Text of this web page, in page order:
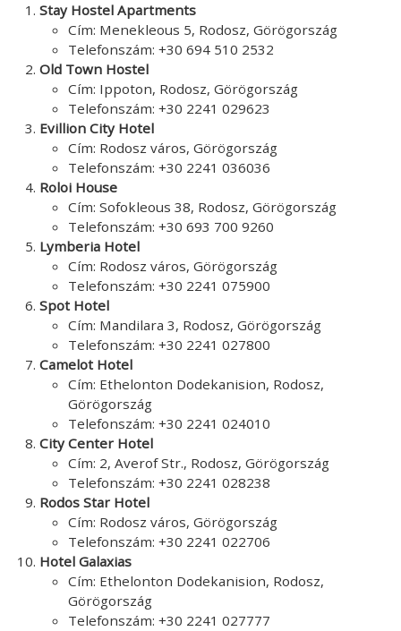
Stay Hostel Apartments
Cím: Menekleous 5, Rodosz, Görögország
Telefonszám: +30 694 510 2532
Old Town Hostel
Cím: Ippoton, Rodosz, Görögország
Telefonszám: +30 2241 029623
Evillion City Hotel
Cím: Rodosz város, Görögország
Telefonszám: +30 2241 036036
Roloi House
Cím: Sofokleous 38, Rodosz, Görögország
Telefonszám: +30 693 700 9260
Lymberia Hotel
Cím: Rodosz város, Görögország
Telefonszám: +30 2241 075900
Spot Hotel
Cím: Mandilara 3, Rodosz, Görögország
Telefonszám: +30 2241 027800
Camelot Hotel
Cím: Ethelonton Dodekanision, Rodosz,
Görögország
Telefonszám: +30 2241 024010
City Center Hotel
Cím: 2, Averof Str., Rodosz, Görögország
Telefonszám: +30 2241 028238
Rodos Star Hotel
Cím: Rodosz város, Görögország
Telefonszám: +30 2241 022706
Hotel Galaxias
Cím: Ethelonton Dodekanision, Rodosz,
Görögország
Telefonszám: +30 2241 027777